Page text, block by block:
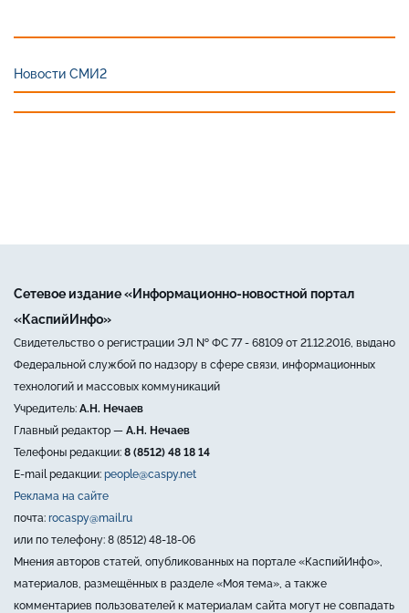
Новости СМИ2
Сетевое издание «Информационно-новостной портал
«КаспийИнфо»
Свидетельство о регистрации ЭЛ № ФС 77 - 68109 от 21.12.2016, выдано
Федеральной службой по надзору в сфере связи, информационных
технологий и массовых коммуникаций
Учредитель: А.Н. Нечаев
Главный редактор — А.Н. Нечаев
Телефоны редакции: 8 (8512) 48 18 14
E-mail редакции: people@caspy.net
Реклама на сайте
почта: rocaspy@mail.ru
или по телефону: 8 (8512) 48-18-06
Мнения авторов статей, опубликованных на портале «КаспийИнфо»,
материалов, размещённых в разделе «Моя тема», а также
комментариев пользователей к материалам сайта могут не совпадать